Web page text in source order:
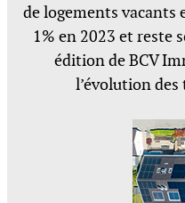
de logements vacants
1% en 2023 et reste
édition de BCV
l’évolution